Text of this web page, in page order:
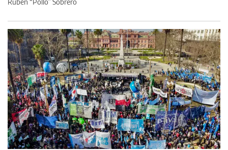
Rubén “Pollo” Sobrero